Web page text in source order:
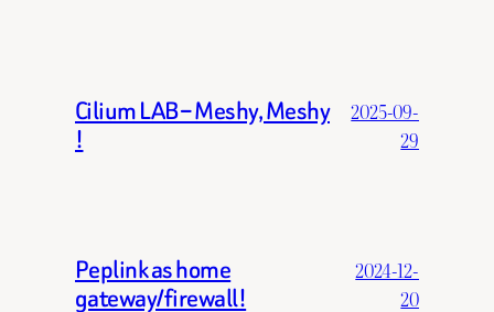
Cilium LAB – Meshy, Meshy
!
2025-09-
29
Peplink as home
gateway/firewall!
2024-12-
20